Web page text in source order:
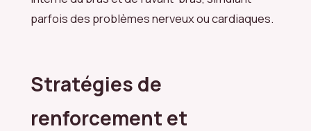
parfois des problèmes nerveux ou cardiaques.
Stratégies de
renforcement et